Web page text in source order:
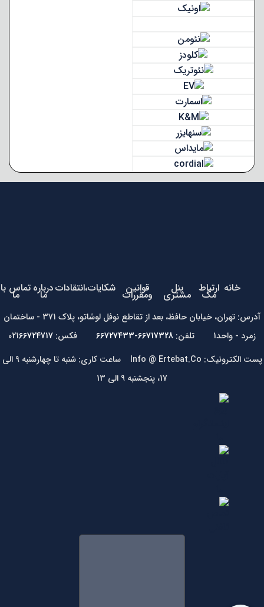
خانه ارتباط
مگ پنل
مشتری قوانین
ومقررات شکایات،انتقاداتدرباره
ما تماس با
ما
آدرس: تهران، خیابان حافظ، بعد از تقاطع نوفل لوشاتو، پلاک 371 - ساختمان
زمرد - واحد1 تلفن:
66717328-66727433 فکس: 021 66724717
پست الکترونیک: Info @ Ertebat.Co ساعت کاری: شنبه تا چهارشنبه 9 الی
17، پنجشنبه 9 الی 13